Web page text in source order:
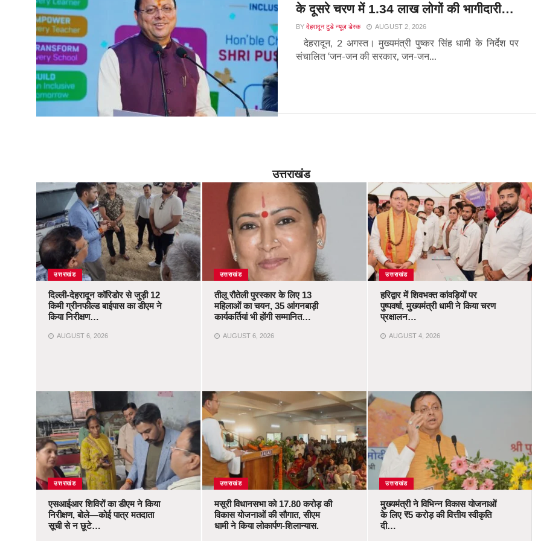
के दूसरे चरण में 1.34 लाख लोगों की भागीदारी…
BY देहरादून टुडे न्यूज़ डेस्क AUGUST 2, 2026
देहरादून, 2 अगस्त। मुख्यमंत्री पुष्कर सिंह धामी के निर्देश पर
संचालित ‘जन-जन की सरकार, जन-जन...
उत्तराखंड
उत्तराखंड
दिल्ली-देहरादून कॉरिडोर से जुड़ी 12
किमी ग्रीनफील्ड बाईपास का डीएम ने
किया निरीक्षण…
AUGUST 6, 2026
उत्तराखंड
एसआईआर शिविरों का डीएम ने किया
निरीक्षण, बोले—कोई पात्र मतदाता
सूची से न छूटे…
उत्तराखंड
तीलू रौतेली पुरस्कार के लिए 13
महिलाओं का चयन, 35 आंगनबाड़ी
कार्यकर्तियां भी होंगी सम्मानित…
AUGUST 6, 2026
उत्तराखंड
मसूरी विधानसभा को 17.80 करोड़ की
विकास योजनाओं की सौगात, सीएम
धामी ने किया लोकार्पण-शिलान्यास.
उत्तराखंड
हरिद्वार में शिवभक्त कांवड़ियों पर
पुष्पवर्षा, मुख्यमंत्री धामी ने किया चरण
प्रक्षालन…
AUGUST 4, 2026
उत्तराखंड
मुख्यमंत्री ने विभिन्न विकास योजनाओं
के लिए ₹5 करोड़ की वित्तीय स्वीकृति
दी…